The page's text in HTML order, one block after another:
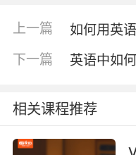
二、深入描述文化
当谈及旅行中的文
式都承载着深厚的
宫，里面的《蒙娜
艺复兴时期的艺术
上一篇 如何用英
下一篇 英语中如
相关课程推荐